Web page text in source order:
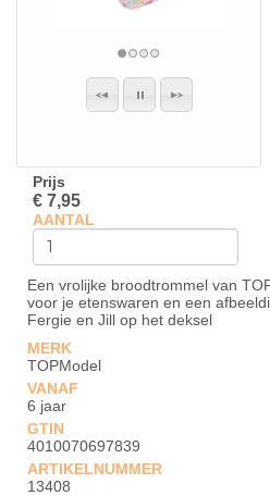
Prijs
€ 7,95
AANTAL
Een vrolijke broodtrommel van
voor je etenswaren en een
Fergie en Jill op het deksel
MERK
TOPModel
VANAF
6 jaar
GTIN
4010070697839
ARTIKELNUMMER
13408